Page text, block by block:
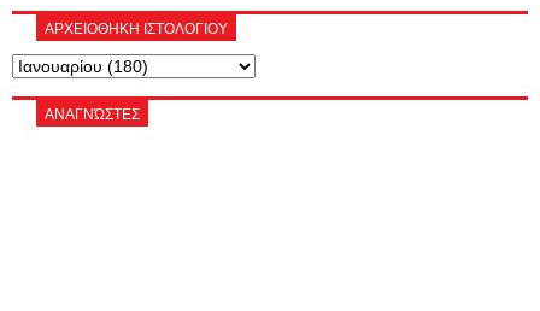
ΑΡΧΕΙΟΘΗΚΗ ΙΣΤΟΛΟΓΙΟΥ
ΑΝΑΓΝΏΣΤΕΣ